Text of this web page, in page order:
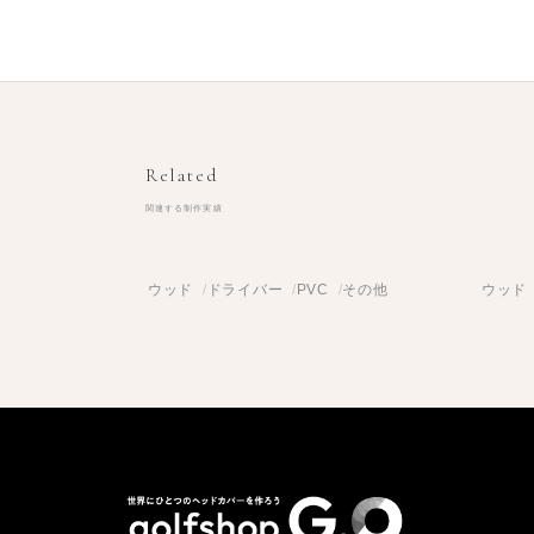
Related
関連する制作実績
ウッド ドライバー PVC その他 ウッド